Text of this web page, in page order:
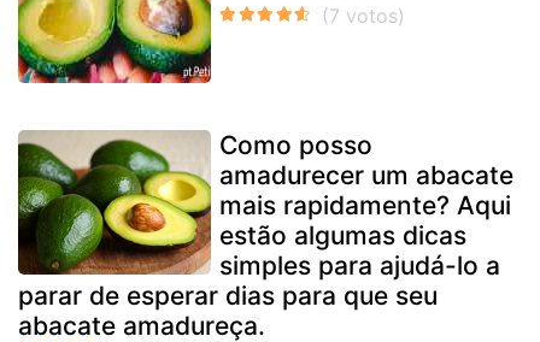
Como posso
amadurecer um abacate
mais rapidamente? Aqui
estão algumas dicas
simples para ajudá-lo a
parar de esperar dias para que seu
abacate amadureça.